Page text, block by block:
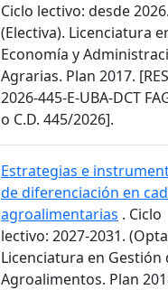
Ciclo lectivo: desde 2026.
(Electiva). Licenciatura
Economía y
Agrarias. Plan 2017.
2026-445-E-UBA-DCT
o C.D. 445/2026].
Estrategias e
de diferenciación en
agroalimentarias . Ciclo
lectivo: 2027-2031.
Licenciatura en Gestión
Agroalimentos. Plan